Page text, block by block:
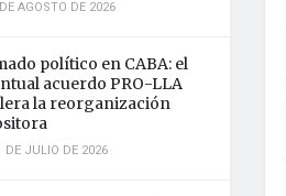
AGOSTO DE 2026
político en CABA: el
acuerdo PRO-LLA
la reorganización
DE JULIO DE 2026